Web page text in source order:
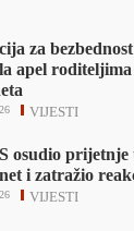
za
apel
VIJESTI
osudio prijetnje
i zatražio
VIJESTI